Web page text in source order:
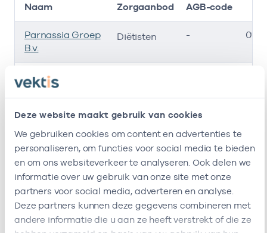
Deze website maakt gebruik van cookies
We gebruiken cookies om content en advertenties te
personaliseren, om functies voor social media te bieden
en om ons websiteverkeer te analyseren. Ook delen we
informatie over uw gebruik van onze site met onze
partners voor social media, adverteren en analyse.
Deze partners kunnen deze gegevens combineren met
andere informatie die u aan ze heeft verstrekt of die ze
Ik ben werkzaam bij de volgende vestigingen
Naam Zorgaanbod AGB-code
Parnassia Groep
B.v.
Diëtisten - 01-
Stichting Viva!
Zorggroep
Orthomoleculaire
Diëtistenpraktijk
Corinne Pool
Diëtisten -
Ik heb een arbeidsrelatie met
Naam Rol AGB-code